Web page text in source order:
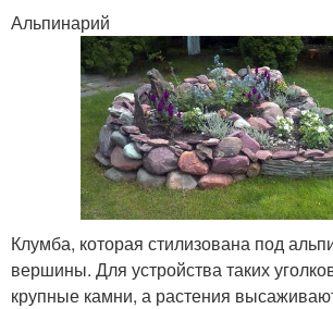
Альпинарий
Клумба, которая стилизована под
вершины. Для устройства таких
крупные камни, а растения